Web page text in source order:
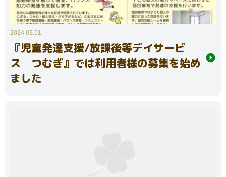
2024.05.01
『児童発達支援/放課後等デイサービ
ス つむぎ』では利用者様の募集を始め
ました